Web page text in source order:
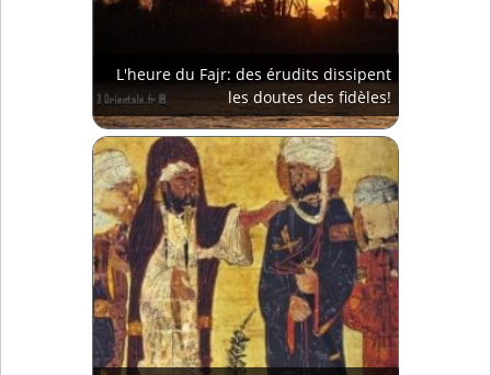
L'heure du Fajr: des érudits dissipent
les doutes des fidèles!